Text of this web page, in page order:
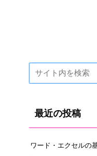
最近の投稿
ワード・エクセルの